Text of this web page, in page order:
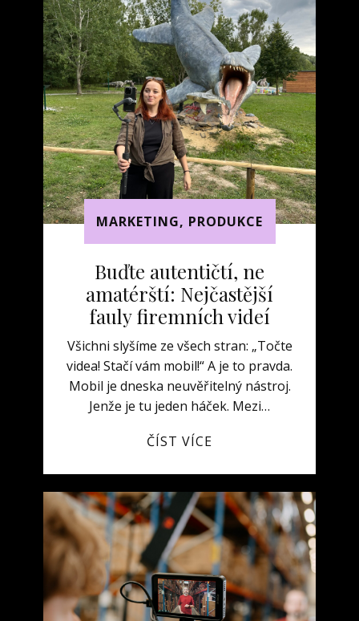
MARKETING, PRODUKCE
Buďte autentičtí, ne
amatérští: Nejčastější
fauly firemních videí
Všichni slyšíme ze všech stran: „Točte
videa! Stačí vám mobil!“ A je to pravda.
Mobil je dneska neuvěřitelný nástroj.
Jenže je tu jeden háček. Mezi…
ČÍST VÍCE